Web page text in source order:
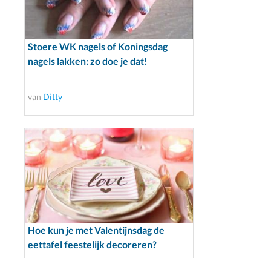
Stoere WK nagels of Koningsdag
nagels lakken: zo doe je dat!
van Ditty
Hoe kun je met Valentijnsdag de
eettafel feestelijk decoreren?